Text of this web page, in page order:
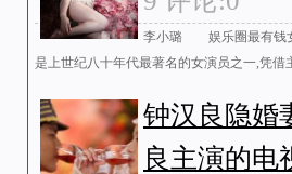
李小璐 娱乐圈最有钱
是上世纪八十年代最著名的女演员之一,凭借
钟汉良隐婚
良主演的电